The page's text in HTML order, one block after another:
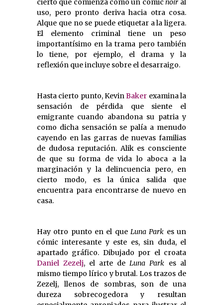
uso, pero pronto deriva hacia otra cosa.
Alque que no se puede etiquetar a la ligera.
El elemento criminal tiene un peso
importantísimo en la trama pero también
lo tiene, por ejemplo, el drama y la
reflexión que incluye sobre el desarraigo.
Hasta cierto punto, Kevin Baker examina la
sensación de pérdida que siente el
emigrante cuando abandona su patria y
como dicha sensación se palía a menudo
cayendo en las garras de nuevas familias
de dudosa reputación. Alik es consciente
de que su forma de vida lo aboca a la
marginación y la delincuencia pero, en
cierto modo, es la única salida que
encuentra para encontrarse de nuevo en
casa.
Hay otro punto en el que Luna Park es un
cómic interesante y este es, sin duda, el
apartado gráfico. Dibujado por el croata
Daniel Zezelj, el arte de Luna Park es al
mismo tiempo lírico y brutal. Los trazos de
Zezelj, llenos de sombras, son de una
dureza sobrecogedora y resultan